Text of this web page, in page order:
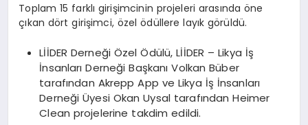
Toplam 15 farklı girişimcinin projeleri arasında öne
çıkan dört girişimci, özel ödüllere layık görüldü.
LİİDER Derneği Özel Ödülü, LİİDER – Likya İş
İnsanları Derneği Başkanı Volkan Büber
tarafından Akrepp App ve Likya İş İnsanları
Derneği Üyesi Okan Uysal tarafından Heimer
Clean projelerine takdim edildi.